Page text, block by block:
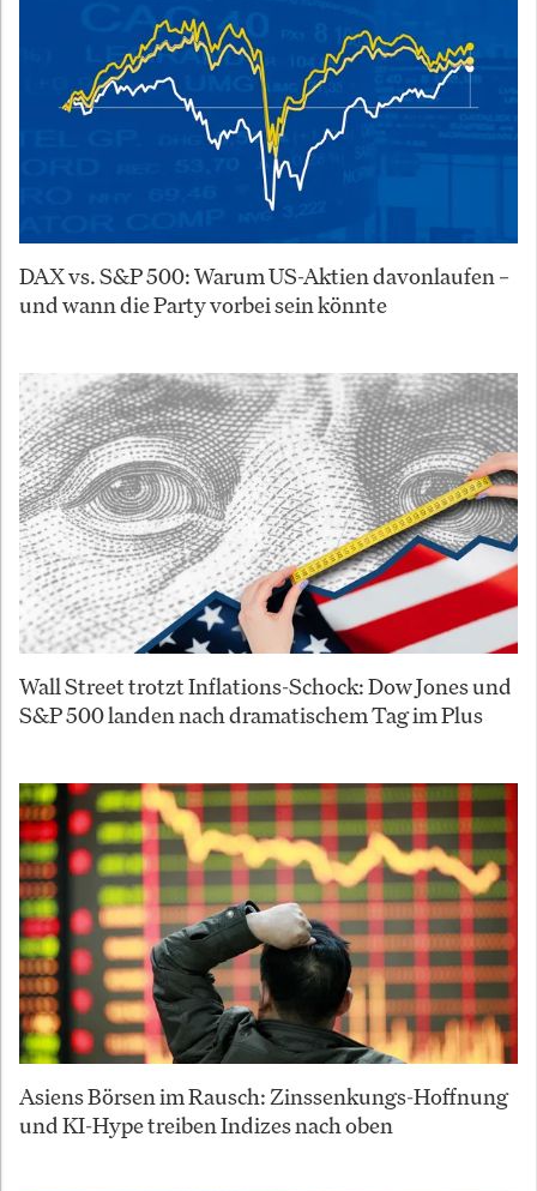
DAX vs. S&P 500: Warum US-Aktien davonlaufen –
und wann die Party vorbei sein könnte
Wall Street trotzt Inflations-Schock: Dow Jones und
S&P 500 landen nach dramatischem Tag im Plus
Asiens Börsen im Rausch: Zinssenkungs-Hoffnung
und KI-Hype treiben Indizes nach oben